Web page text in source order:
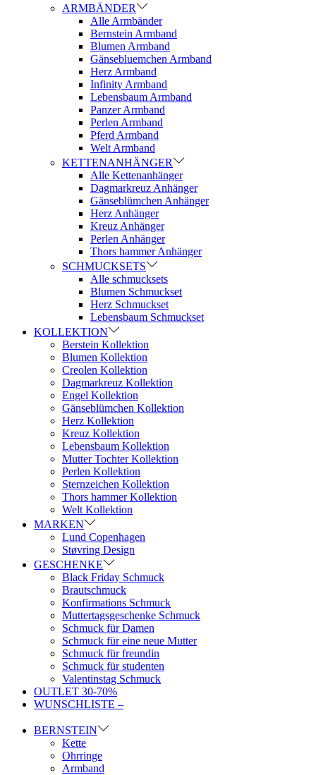
ARMBÄNDER
Alle Armbänder
Bernstein Armband
Blumen Armband
Gänsebluemchen Armband
Herz Armband
Infinity Armband
Lebensbaum Armband
Panzer Armband
Perlen Armband
Pferd Armband
Welt Armband
KETTENANHÄNGER
Alle Kettenanhänger
Dagmarkreuz Anhänger
Gänseblümchen Anhänger
Herz Anhänger
Kreuz Anhänger
Perlen Anhänger
Thors hammer Anhänger
SCHMUCKSETS
Alle schmucksets
Blumen Schmuckset
Herz Schmuckset
Lebensbaum Schmuckset
KOLLEKTION
Berstein Kollektion
Blumen Kollektion
Creolen Kollektion
Dagmarkreuz Kollektion
Engel Kollektion
Gänseblümchen Kollektion
Herz Kollektion
Kreuz Kollektion
Lebensbaum Kollektion
Mutter Tochter Kollektion
Perlen Kollektion
Sternzeichen Kollektion
Thors hammer Kollektion
Welt Kollektion
MARKEN
Lund Copenhagen
Støvring Design
GESCHENKE
Black Friday Schmuck
Brautschmuck
Konfirmations Schmuck
Muttertagsgeschenke Schmuck
Schmuck für Damen
Schmuck für eine neue Mutter
Schmuck für freundin
Schmuck für studenten
Valentinstag Schmuck
OUTLET 30-70%
WUNSCHLISTE –
BERNSTEIN
Kette
Ohrringe
Armband